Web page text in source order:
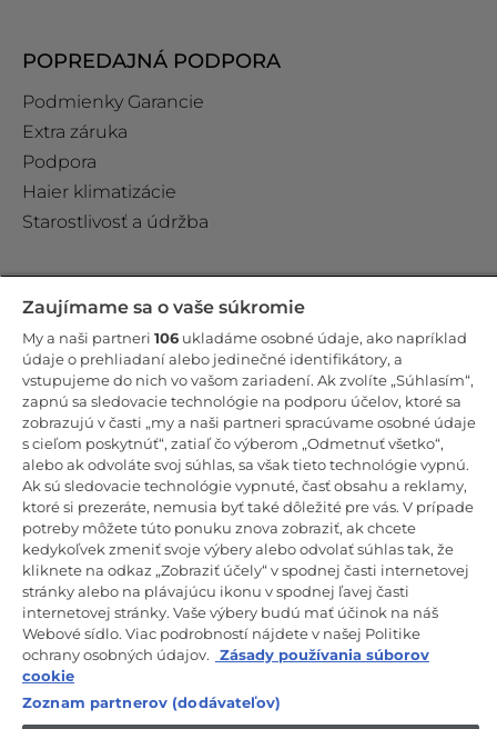
POPREDAJNÁ PODPORA
Podmienky Garancie
Extra záruka
Podpora
Haier klimatizácie
Starostlivosť a údržba
Zostaňte v kontakte!
Odoberajte náš newsletter
CANDY HOOVER GROUP S.r.I. – Jednoosobová spol. s r.o. –
PRÁVNE SÍDLO SPOLOČNOSTI: Via Comolli, 57 – 20861 Brugherio
(MB) – Taliansko – ADMINISTRATÍVNE SÍDLA: Via Privata Eden
Fumagalli snc – 20861 Brugherio (MB) a Via Trento č. 20/A-22 –
20871 Vimercate (MB) – Taliansko – Tel.: +39.039.2086.1 – Fax:
+39.039.2086.237 – Základné imanie 35 000 000,00 € plne splatené
– Daňové identifikačné číslo a číslo zápisu v obchodnom registri
Miláno-Monza-Brianza-Lodi 04666310158 – DIČ 00786860965 –
Identifikačné číslo obchodnej jednotky: MB-1033934 – Oprávnenie IT
AEOF 211870 – Činnosť spoločnosti riadi a koordinuje spoločnosť
Candy S.p.A.
SK / Slovensko
Zaujímame sa o vaše súkromie
My a naši partneri 106 ukladáme osobné údaje, ako napríklad
údaje o prehliadaní alebo jedinečné identifikátory, a
vstupujeme do nich vo vašom zariadení. Ak zvolíte „Súhlasím“,
zapnú sa sledovacie technológie na podporu účelov, ktoré sa
zobrazujú v časti „my a naši partneri spracúvame osobné údaje
s cieľom poskytnúť“, zatiaľ čo výberom „Odmetnuť všetko“,
alebo ak odvoláte svoj súhlas, sa však tieto technológie vypnú.
Ak sú sledovacie technológie vypnuté, časť obsahu a reklamy,
ktoré si prezeráte, nemusia byť také dôležité pre vás. V prípade
potreby môžete túto ponuku znova zobraziť, ak chcete
kedykoľvek zmeniť svoje výbery alebo odvolať súhlas tak, že
kliknete na odkaz „Zobraziť účely“ v spodnej časti internetovej
stránky alebo na plávajúcu ikonu v spodnej ľavej časti
internetovej stránky. Vaše výbery budú mať účinok na náš
Webové sídlo. Viac podrobností nájdete v našej Politike
ochrany osobných údajov.
Zásady používania súborov
cookie
Zoznam partnerov (dodávateľov)